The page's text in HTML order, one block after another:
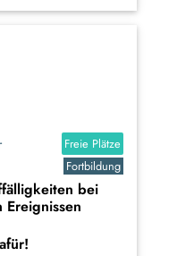
Freie Plätze
Fortbildung
bei
Ereignissen